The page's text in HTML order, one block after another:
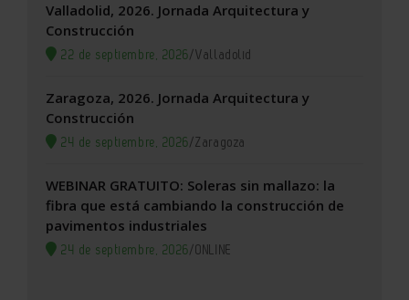
Valladolid, 2026. Jornada Arquitectura y
Construcción
22 de septiembre, 2026/Valladolid
Zaragoza, 2026. Jornada Arquitectura y
Construcción
24 de septiembre, 2026/Zaragoza
WEBINAR GRATUITO: Soleras sin mallazo: la
fibra que está cambiando la construcción de
pavimentos industriales
24 de septiembre, 2026/ONLINE